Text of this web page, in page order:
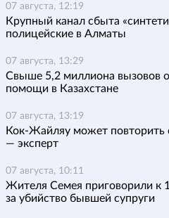
07 августа, 12:19
Крупный канал сбыта
полицейские в Алматы
07 августа, 13:29
Свыше 5,2 миллиона вызовов
помощи в Казахстане
07 августа, 13:19
Кок-Жайляу может повторить
— эксперт
07 августа, 10:11
Жителя Семея приговорили к
за убийство бывшей супруги